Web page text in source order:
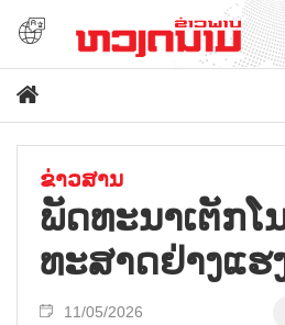
ຂ່າວສານ
ພັດ​ທະ​ນາເຕັກ​ໂ
ທະ​ສາດ​ຢ່າງ​ແຮ
11/05/2026